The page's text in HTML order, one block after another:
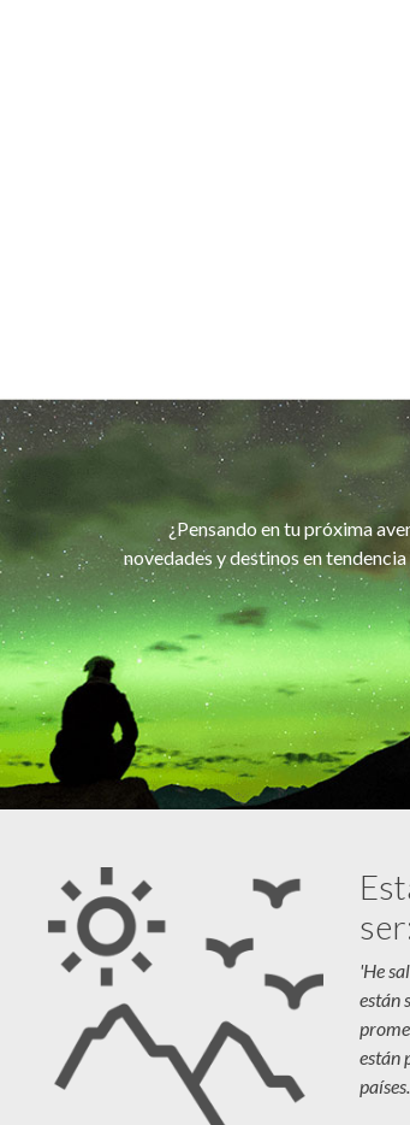
¿Pensando en tu próxima
novedades y destinos en
'He
están
están